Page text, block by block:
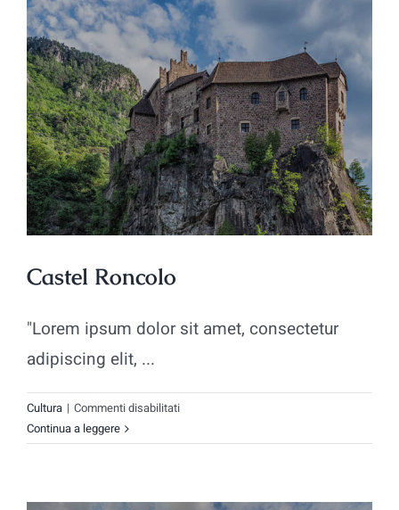
Castel Roncolo
"Lorem ipsum dolor sit amet, consectetur
adipiscing elit, ...
Cultura | Commenti disabilitatisu
Roncolo
Continua a leggere